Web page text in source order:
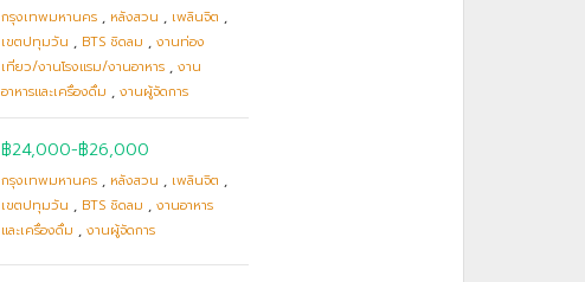
กรุงเทพมหานคร , หลังสวน , เพลินจิต ,
เขตปทุมวัน , BTS ชิดลม ,งานท่อง
เที่ยว/งานโรงแรม/งานอาหาร ,งาน
อาหารและเครื่องดื่ม ,งานผู้จัดการ
฿24,000-฿26,000
กรุงเทพมหานคร , หลังสวน , เพลินจิต ,
เขตปทุมวัน , BTS ชิดลม ,งานอาหาร
และเครื่องดื่ม ,งานผู้จัดการ